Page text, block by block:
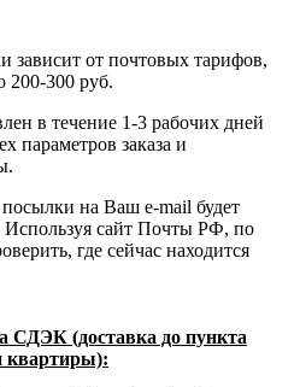
зависит от почтовых тарифов,
200-300 руб.
в течение 1-3 рабочих дней
параметров заказа и
на Ваш e-mail будет
Используя сайт Почты РФ, по
где сейчас находится
СДЭК (доставка до пункта
квартиры):